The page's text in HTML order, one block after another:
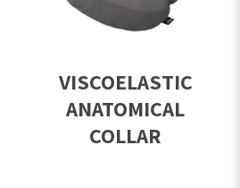
VISCOELASTIC
ANATOMICAL
COLLAR